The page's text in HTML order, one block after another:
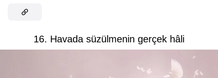
16. Havada süzülmenin gerçek hâli